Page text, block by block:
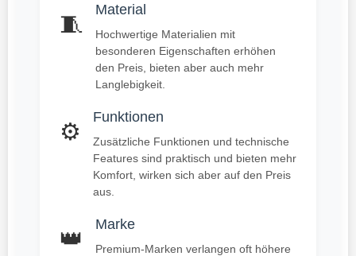
🧵
Material
Hochwertige Materialien mit
besonderen Eigenschaften erhöhen
den Preis, bieten aber auch mehr
Langlebigkeit.
⚙️
Funktionen
Zusätzliche Funktionen und technische
Features sind praktisch und bieten mehr
Komfort, wirken sich aber auf den Preis
aus.
👑
Marke
Premium-Marken verlangen oft höhere